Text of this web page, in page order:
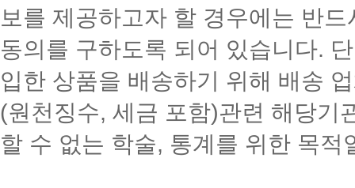
보를 제공하고자 할 경우에는 반
동의를 구하도록 되어 있습니다.
입한 상품을 배송하기 위해 배송
(원천징수, 세금 포함)관련 해당기
할 수 없는 학술, 통계를 위한 목적